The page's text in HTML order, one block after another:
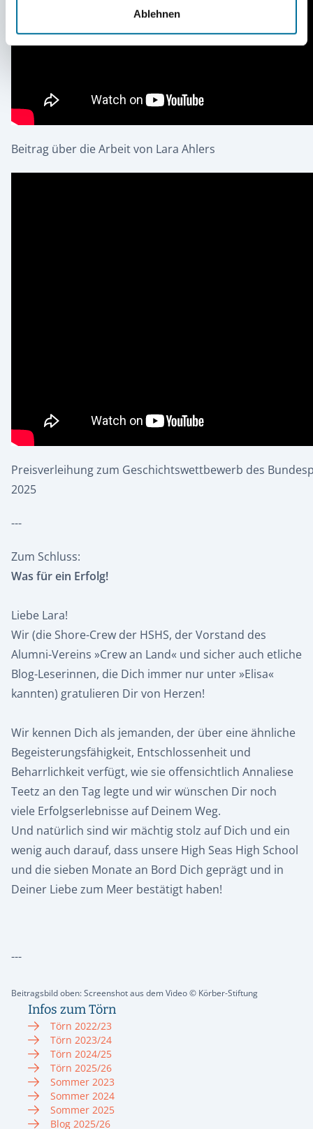
Ablehnen
Beitrag über die Arbeit von Lara Ahlers
Preisverleihung zum Geschichtswettbewerb des
2025
---
Zum Schluss:
Was für ein Erfolg!
Liebe Lara!
Wir (die Shore-Crew der HSHS, der Vorstand des
Alumni-Vereins »Crew an Land« und sicher auch etliche
Blog-Leserinnen, die Dich immer nur unter »Elisa«
kannten) gratulieren Dir von Herzen!
Wir kennen Dich als jemanden, der über eine ähnliche
Begeisterungsfähigkeit, Entschlossenheit und
Beharrlichkeit verfügt, wie sie offensichtlich Annaliese
Teetz an den Tag legte und wir wünschen Dir noch
viele Erfolgserlebnisse auf Deinem Weg.
Und natürlich sind wir mächtig stolz auf Dich und ein
wenig auch darauf, dass unsere High Seas High School
und die sieben Monate an Bord Dich geprägt und in
Deiner Liebe zum Meer bestätigt haben!
---
Beitragsbild oben: Screenshot aus dem Video © Körber-Stiftung
Infos zum Törn
Törn 2022/23
Törn 2023/24
Törn 2024/25
Törn 2025/26
Sommer 2023
Sommer 2024
Sommer 2025
Blog 2025/26